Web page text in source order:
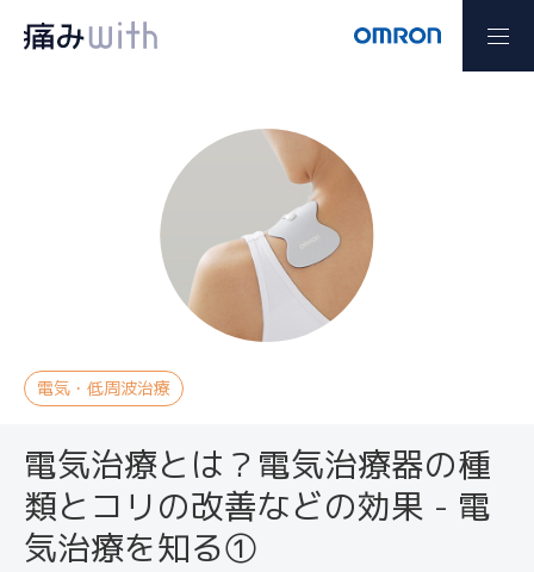
電気・低周波治療
電気治療とは？電気治療器の種
類とコリの改善などの効果 - 電
気治療を知る①